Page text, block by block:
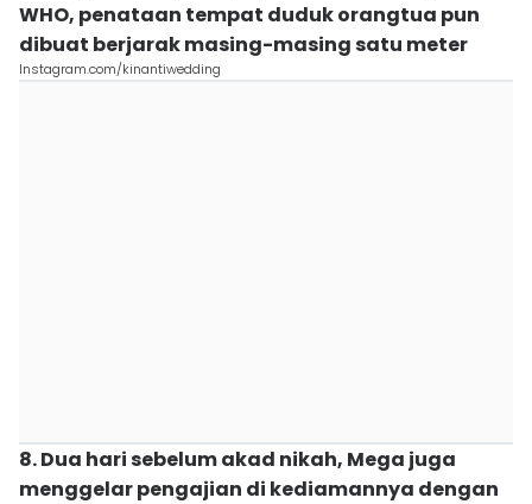
WHO, penataan tempat duduk orangtua pun
dibuat berjarak masing-masing satu meter
Instagram.com/kinantiwedding
8. Dua hari sebelum akad nikah, Mega juga
menggelar pengajian di kediamannya dengan